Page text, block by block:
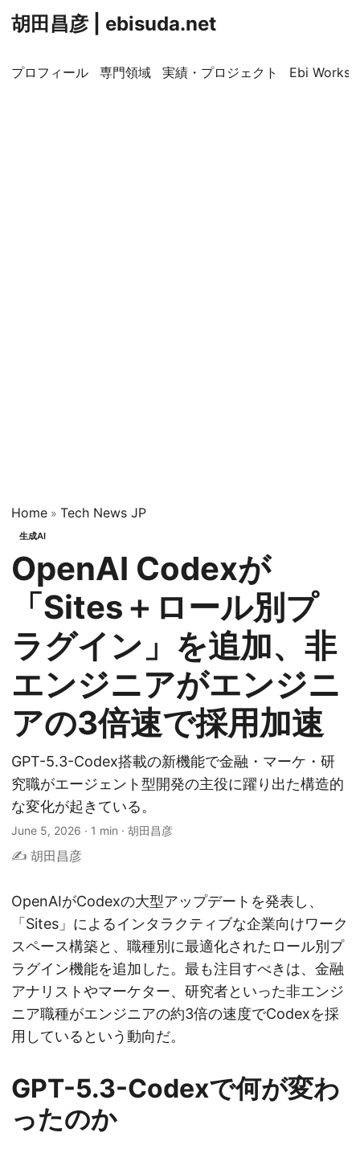
胡田昌彦 | ebisuda.net
プロフィール 専門領域 実績・プロジェクト Ebi
Home » Tech News JP
生成AI
OpenAI Codexが
「Sites＋ロール別プ
ラグイン」を追加、非
エンジニアがエンジニ
アの3倍速で採用加速
GPT-5.3-Codex搭載の新機能で金融・マーケ・研
究職がエージェント型開発の主役に躍り出た構造的
な変化が起きている。
June 5, 2026 · 1 min · 胡田昌彦
✍️ 胡田昌彦
OpenAIがCodexの大型アップデートを発表し、
「Sites」によるインタラクティブな企業向けワーク
スペース構築と、職種別に最適化されたロール別プ
ラグイン機能を追加した。最も注目すべきは、金融
アナリストやマーケター、研究者といった非エンジ
ニア職種がエンジニアの約3倍の速度でCodexを採
用しているという動向だ。
GPT-5.3-Codexで何が変わ
ったのか